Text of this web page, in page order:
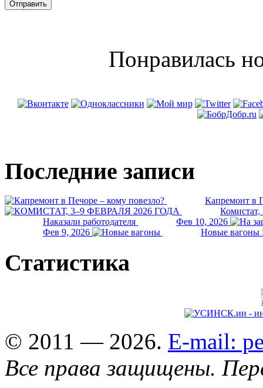
Понравилась
Последние записи
Капремонт в
Комистат,
Наказали работодателя
Фев 10, 2026
Фев 9, 2026
Новые вагоны
Статистика
© 2011 — 2026. E-mail:
Все права защищены.